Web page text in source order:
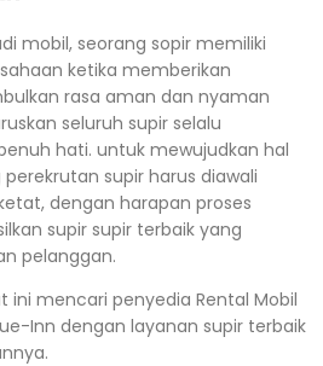
mobil, seorang sopir memiliki
ketika memberikan
rasa aman dan nyaman
seluruh supir selalu
hati. untuk mewujudkan hal
supir harus diawali
dengan harapan proses
supir supir terbaik yang
pelanggan.
ini mencari penyedia Rental Mobil
Inn dengan layanan supir terbaik